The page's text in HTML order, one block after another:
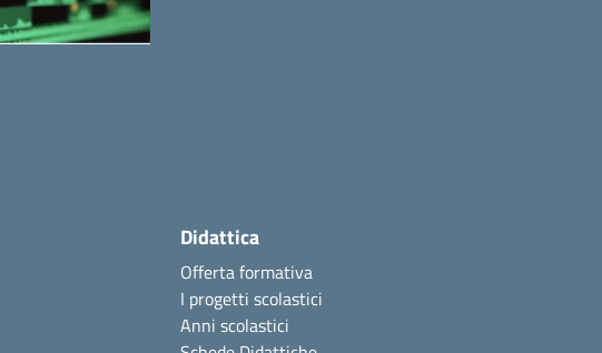
Didattica
Offerta formativa
I progetti scolastici
Anni scolastici